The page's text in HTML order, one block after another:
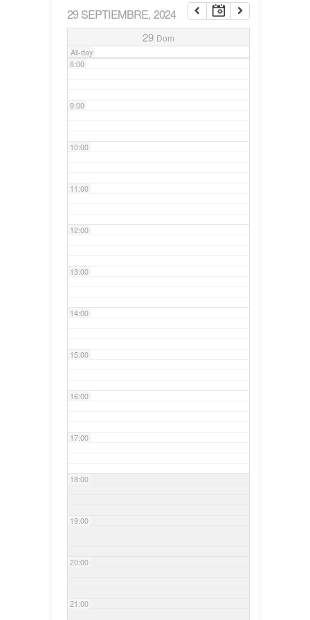
29 SEPTIEMBRE, 2024
29 Dom
All-day
7:00
8:00
9:00
10:00
11:00
12:00
13:00
14:00
15:00
16:00
17:00
18:00
19:00
20:00
21:00